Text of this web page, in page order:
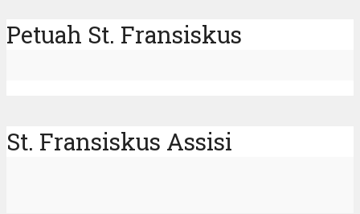
Petuah St. Fransiskus
St. Fransiskus Assisi